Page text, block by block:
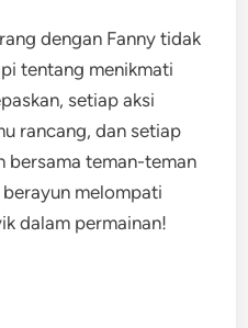
dengan Fanny tidak
tentang menikmati
setiap aksi
rancang, dan setiap
bersama teman-teman
melompati
dalam permainan!